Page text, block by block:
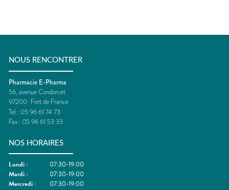
NOUS RENCONTRER
Pharmacie E-Pharma
56, avenue Condorcet
97200 Fort de France
Tel : 05 96 61 74 73
Fax : 05 96 61 53 33
NOS HORAIRES
Lundi :
07:30-19:00
Mardi :
07:30-19:00
Mercredi :
07:30-19:00